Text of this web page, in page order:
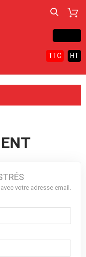
TTC HT
votre adresse email.